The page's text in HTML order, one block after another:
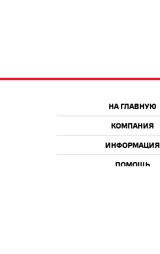
НА ГЛАВНУЮ
КОМПАНИЯ
ИНФОРМАЦИЯ
ПОМОЩЬ